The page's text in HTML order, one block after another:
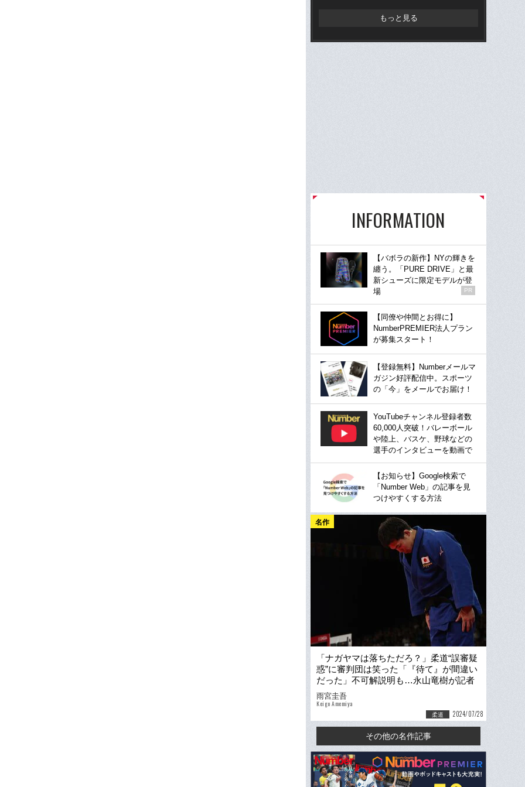
もっと見る
INFORMATION
【バボラの新作】NYの輝きを
纏う。「PURE DRIVE」と最
新シューズに限定モデルが登
場
PR
【同僚や仲間とお得に】
NumberPREMIER法人プラン
が募集スタート！
【登録無料】Numberメールマ
ガジン好評配信中。スポーツ
の「今」をメールでお届け！
YouTubeチャンネル登録者数
60,000人突破！バレーボール
や陸上、バスケ、野球などの
選手のインタビューを動画で
【お知らせ】Google検索で
「Number Web」の記事を見
つけやすくする方法
名作
「ナガヤマは落ちただろ？」柔道“誤審疑
惑”に審判団は笑った「『待て』が間違い
だった」不可解説明も…永山竜樹が記者
に見せた涙「自分のスキだった」
雨宮圭吾
Keigo Amemiya
柔道 2024/07/28
その他の名作記事